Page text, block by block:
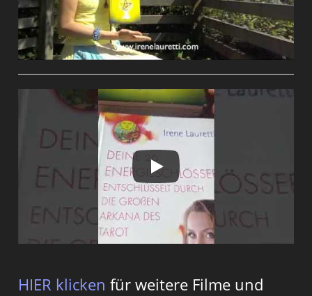
HIER klicken für weitere Filme und